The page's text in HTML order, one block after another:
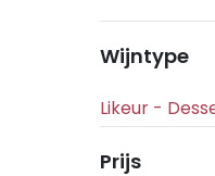
Wijntype
Prijs